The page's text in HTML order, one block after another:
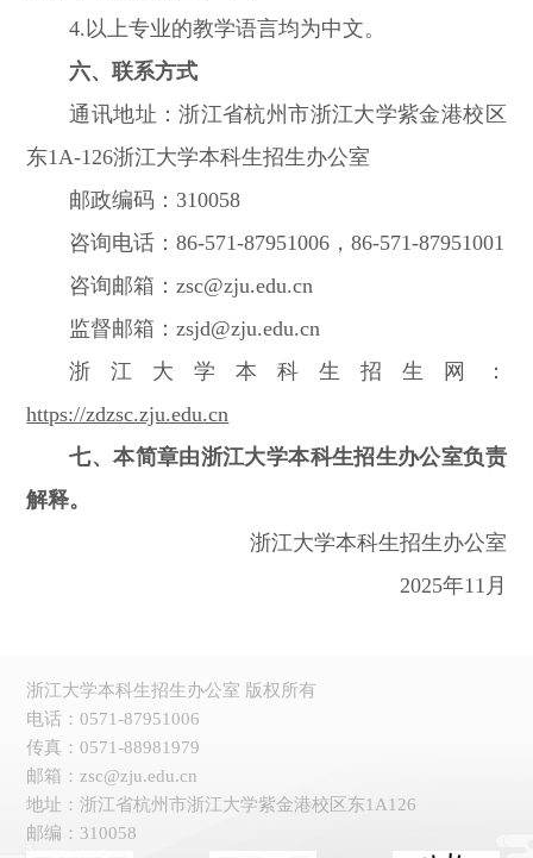
4.以上专业的教学语言均为中文。
六、联系方式
通讯地址：浙江省杭州市浙江大学紫金港校区
东1A-126浙江大学本科生招生办公室
邮政编码：310058
咨询电话：86-571-87951006，86-571-87951001
咨询邮箱：zsc@zju.edu.cn
监督邮箱：zsjd@zju.edu.cn
浙江大学本科生招生网：
https://zdzsc.zju.edu.cn
七、本简章由浙江大学本科生招生办公室负责
解释。
浙江大学本科生招生办公室
2025年11月
浙江大学本科生招生办公室 版权所有
电话：0571-87951006
传真：0571-88981979
邮箱：zsc@zju.edu.cn
地址：浙江省杭州市浙江大学紫金港校区东1A126
邮编：310058